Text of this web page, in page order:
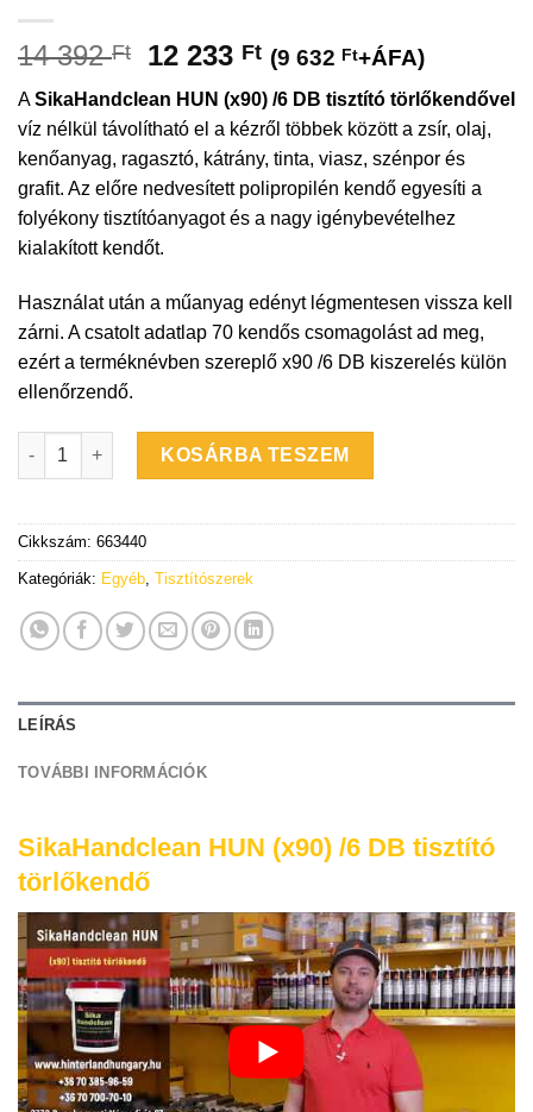
14 392Ft 12 233 Ft (9 632 Ft+ÁFA)
ASikaHandclean HUN (x90) /6 DB tisztító törlőkendővel
víz nélkül távolítható el a kézről többek között a zsír, olaj,
kenőanyag, ragasztó, kátrány, tinta, viasz, szénpor és
grafit. Az előre nedvesített polipropilén kendő egyesíti a
folyékony tisztítóanyagot és a nagy igénybevételhez
kialakított kendőt.
Használat után a műanyag edényt légmentesen vissza kell
zárni. A csatolt adatlap 70 kendős csomagolást ad meg,
ezért a terméknévben szereplő x90 /6 DB kiszerelés külön
ellenőrzendő.
SikaHandclean HUN (x70) tisztító törlőkendő mennyiség
KOSÁRBA TESZEM
Cikkszám: 663440
Kategóriák: Egyéb Tisztítószerek
LEÍRÁS
TOVÁBBI INFORMÁCIÓK
SikaHandclean HUN (x90) /6 DB tisztító
törlőkendő